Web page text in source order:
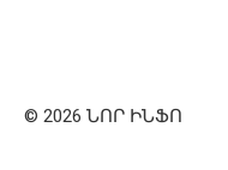
© 2026 ՆՈՐ ԻՆՖՈ